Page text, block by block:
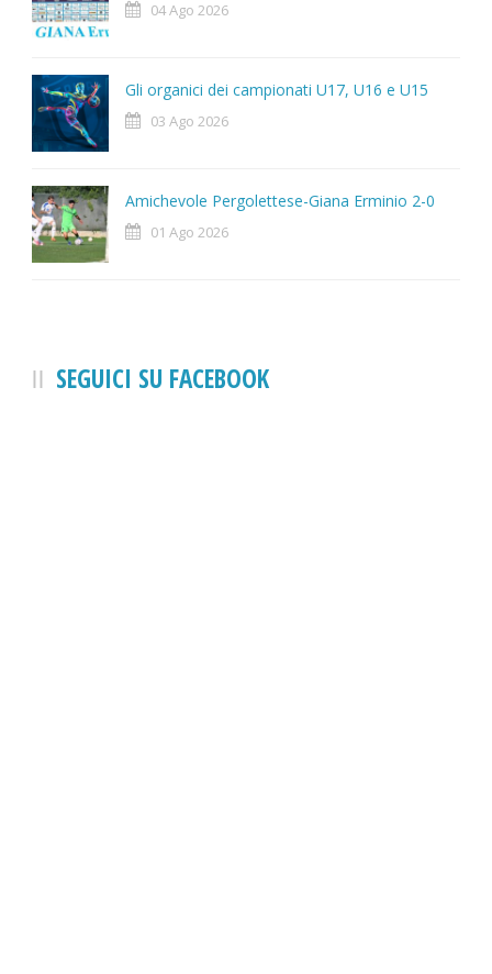
04 Ago 2026
Gli organici dei campionati U17, U16 e U15
03 Ago 2026
Amichevole Pergolettese-Giana Erminio 2-0
01 Ago 2026
SEGUICI SU FACEBOOK